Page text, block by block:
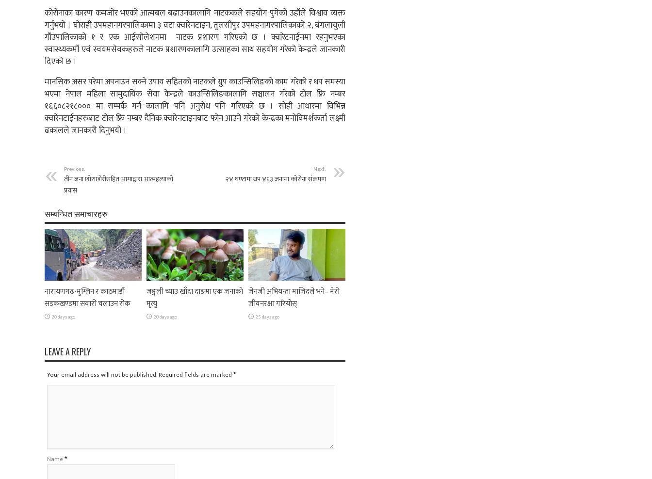
कोरोनाका कारण कमजोर भएको आत्मबल बढाउनकालागि नाटककले सहयोग पुगेको उहाँले विश्वाव व्यक्त
गर्नुभयो । घोराही उपमहानगरपालिकामा ३ वटा क्वारेनटाइन, तुलसीपुर उपमहनागरपालिकाको २, बंगलाचुली
गाँउपालिकाको १ र एक आईसोलेशनमा नाटक प्रशारण गरिएको छ । क्वारेटनाईनमा रहनुभएका
स्वास्थ्यकर्मी एवं स्वयमसेवकहरुले नाटक प्रशारणकालागि उत्साहका साथ सहयोग गरेको केन्द्रले जानकारी
दिएको छ ।
मानसिक असर परेमा अपनाउन सक्ने उपाय सहितको नाटकले ग्रुप काउन्सिलिङको काम गरेको र थप समस्या
भएमा नेपाल महिला सामुदायिक सेवा केन्द्रले काउन्सिलिङकालागि सञ्चालन गरेको टोल फ्रि नम्बर
१६६०८२१८००० मा सम्पर्क गर्न कालागि पनि अनुरोध पनि गरिएको छ । सोही आधारमा विभिन्न
क्वारेनटाईनहरुबाट टोल फ्रि नम्बर दैनिक क्वारेनटाइनबाट फोन आउने गरेको केन्द्रका मनोविमर्शकर्ता लक्ष्मी
ढकालले जानकारी दिनुभयो ।
Previous:
तीन जना छोराछोरीसहित आमाद्वारा आत्महत्याको
प्रयास
Next:
२४ घण्टामा थप ४६३ जनामा कोरोना संक्रमण
सम्बन्धित समाचारहरु
नारायणगढ-मुग्लिन र काठमाडौं
सडकखण्डमा सवारी चलाउन रोक
20 days ago
जङ्गली च्याउ खाँदा दाङमा एक जनाको
मृत्यु
20 days ago
जेनजी अभियन्ता माजिदले भने– मेरो
जीवनरक्षा गरियोस्
25 days ago
LEAVE A REPLY
Your email address will not be published. Required fields are marked*
Name*